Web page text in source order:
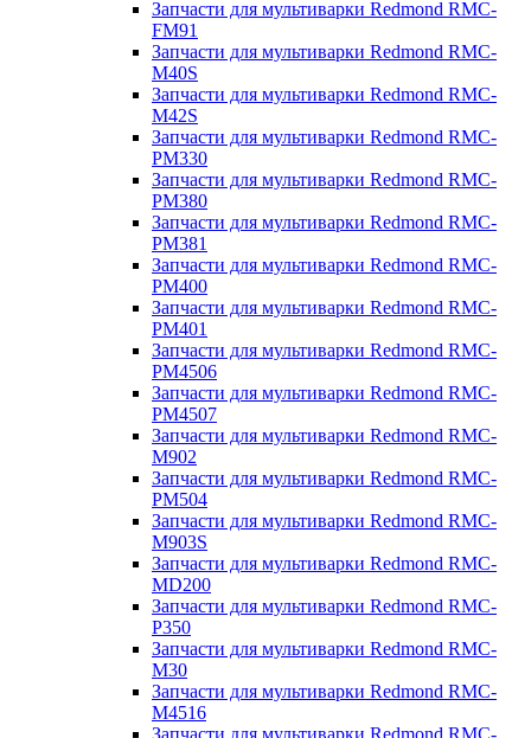
Запчасти для мультиварки Redmond RMC-
FM91
Запчасти для мультиварки Redmond RMC-
M40S
Запчасти для мультиварки Redmond RMC-
M42S
Запчасти для мультиварки Redmond RMC-
PM330
Запчасти для мультиварки Redmond RMC-
PM380
Запчасти для мультиварки Redmond RMC-
PM381
Запчасти для мультиварки Redmond RMC-
PM400
Запчасти для мультиварки Redmond RMC-
PM401
Запчасти для мультиварки Redmond RMC-
PM4506
Запчасти для мультиварки Redmond RMC-
PM4507
Запчасти для мультиварки Redmond RMC-
M902
Запчасти для мультиварки Redmond RMC-
PM504
Запчасти для мультиварки Redmond RMC-
M903S
Запчасти для мультиварки Redmond RMC-
MD200
Запчасти для мультиварки Redmond RMC-
P350
Запчасти для мультиварки Redmond RMC-
M30
Запчасти для мультиварки Redmond RMC-
M4516
Запчасти для мультиварки Redmond RMC-